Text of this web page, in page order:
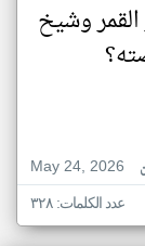
وشيخ
May 24, 2026
عدد الكلمات: ٣٢٨